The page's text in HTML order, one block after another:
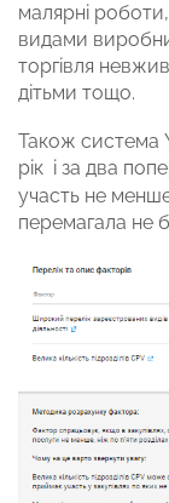
малярні
видами
торгівля
дітьми тощо.
Також система
рік і за два
участь не
перемагала не